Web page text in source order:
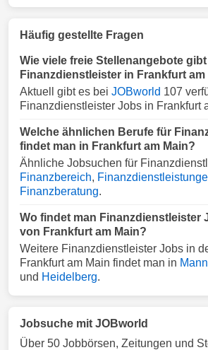
Häufig gestellte Fragen
Wie viele freie Stellenangebote
Finanzdienstleister in Frankfurt am
Aktuell gibt es bei JOBworld 107
Finanzdienstleister Jobs in Frankfurt
Welche ähnlichen Berufe für
findet man in Frankfurt am Main?
Ähnliche Jobsuchen für
Finanzbereich,
Finanzberatung.
Wo findet man Finanzdienstleister
von Frankfurt am Main?
Weitere Finanzdienstleister Jobs in
Frankfurt am Main findet man in
und Heidelberg.
Jobsuche mit JOBworld
Über 50 Jobbörsen, Zeitungen und